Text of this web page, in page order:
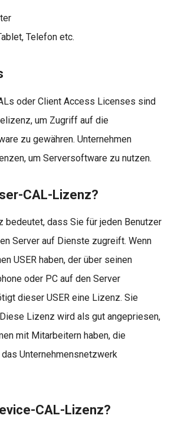
Telefon etc.
oder Client Access Licenses sind
um Zugriff auf die
zu gewähren. Unternehmen
um Serversoftware zu nutzen.
CAL-Lizenz?
bedeutet, dass Sie für jeden Benutzer
Server auf Dienste zugreift. Wenn
USER haben, der über seinen
oder PC auf den Server
dieser USER eine Lizenz. Sie
Lizenz wird als gut angepriesen,
mit Mitarbeitern haben, die
Unternehmensnetzwerk
CAL-Lizenz?